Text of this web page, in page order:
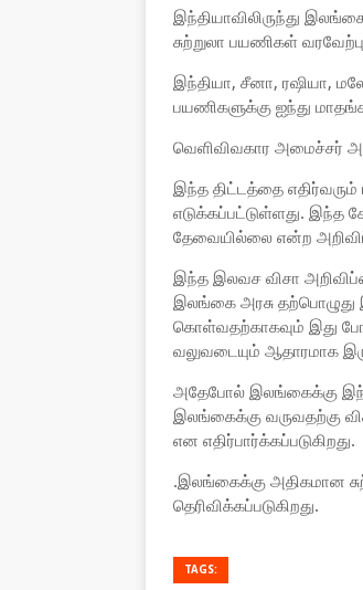
இந்தியாவிலிருந்து
சுற்றுலா பயணிகள்
இந்தியா, சீனா, ரஷியா,
பயணிகளுக்கு ஐந்து
வெளிவிவகார அமைச்சர்
இந்த திட்டத்தை
எடுக்கப்பட்டுள்ளது. இந்த
தேவையில்லை என்ற
இந்த இலவச விசா
இலங்கை அரசு தற்பொழுது
கொள்வதற்காகவும் இது
வலுவடையும் ஆதாரமாக
அதேபோல் இலங்கைக்கு
இலங்கைக்கு வருவதற்கு
என எதிர்பார்க்கப்படுகிறது.
.இலங்கைக்கு அதிகமான
தெரிவிக்கப்படுகிறது.
TAGS: